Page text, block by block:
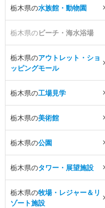
栃木県の水族館・動物園
栃木県のビーチ・海水浴場
栃木県のアウトレット・ショ
ッピングモール
栃木県の工場見学
栃木県の美術館
栃木県の公園
栃木県のタワー・展望施設
栃木県の牧場・レジャー＆リ
ゾート施設